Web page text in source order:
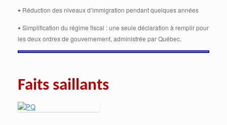
• Réduction des niveaux d’immigration pendant quelques années
• Simplification du régime fiscal : une seule déclaration à remplir pour
les deux ordres de gouvernement, administrée par Québec.
Faits saillants